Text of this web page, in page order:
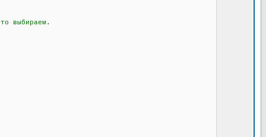
выбираем.